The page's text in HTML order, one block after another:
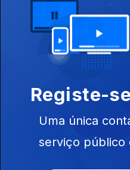
Registe-
Uma única
serviço público